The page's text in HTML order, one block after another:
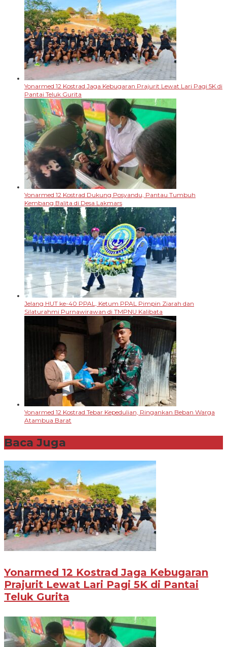
Yonarmed 12 Kostrad Jaga Kebugaran Prajurit Lewat Lari Pagi 5K di
Pantai Teluk Gurita
Yonarmed 12 Kostrad Dukung Posyandu, Pantau Tumbuh
Kembang Balita di Desa Lakmars
Jelang HUT ke-40 PPAL, Ketum PPAL Pimpin Ziarah dan
Silaturahmi Purnawirawan di TMPNU Kalibata
Yonarmed 12 Kostrad Tebar Kepedulian, Ringankan Beban Warga
Atambua Barat
Baca Juga
Yonarmed 12 Kostrad Jaga Kebugaran
Prajurit Lewat Lari Pagi 5K di Pantai
Teluk Gurita